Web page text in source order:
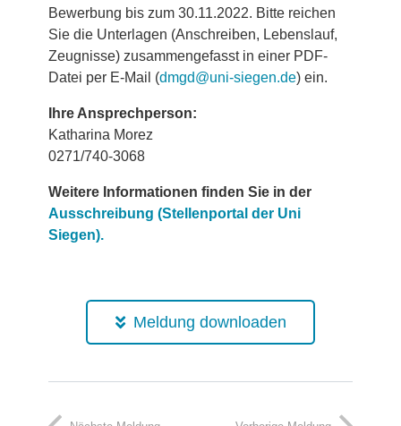
Bewerbung bis zum 30.11.2022. Bitte reichen
Sie die Unterlagen (Anschreiben, Lebenslauf,
Zeugnisse) zusammengefasst in einer PDF-
Datei per E-Mail (dmgd@uni-siegen.de) ein.
Ihre Ansprechperson:
Katharina Morez
0271/740-3068
Weitere Informationen finden Sie in der
Ausschreibung (Stellenportal der Uni
Siegen).
Meldung downloaden